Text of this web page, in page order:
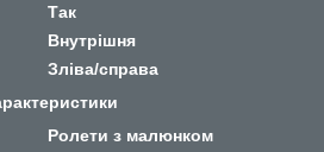
Так
Внутрішня
Зліва/справа
Ролети з малюнком